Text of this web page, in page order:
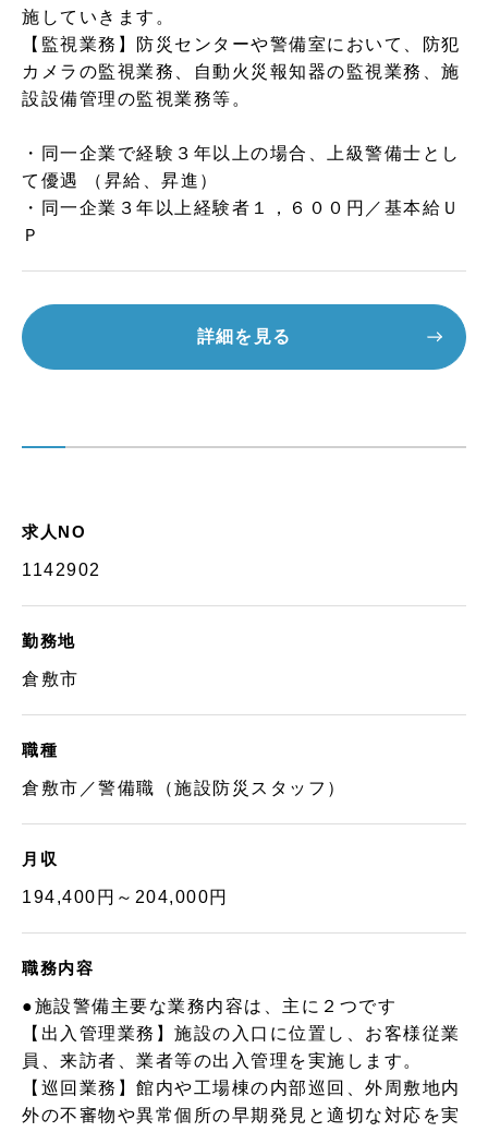
施していきます。
【監視業務】防災センターや警備室において、防犯
カメラの監視業務、自動火災報知器の監視業務、施
設設備管理の監視業務等。
・同一企業で経験３年以上の場合、上級警備士とし
て優遇 （昇給、昇進）
・同一企業３年以上経験者１，６００円／基本給Ｕ
Ｐ
詳細を見る
求人NO
1142902
勤務地
倉敷市
職種
倉敷市／警備職（施設防災スタッフ）
月収
194,400円～204,000円
職務内容
●施設警備主要な業務内容は、主に２つです
【出入管理業務】施設の入口に位置し、お客様従業
員、来訪者、業者等の出入管理を実施します。
【巡回業務】館内や工場棟の内部巡回、外周敷地内
外の不審物や異常個所の早期発見と適切な対応を実